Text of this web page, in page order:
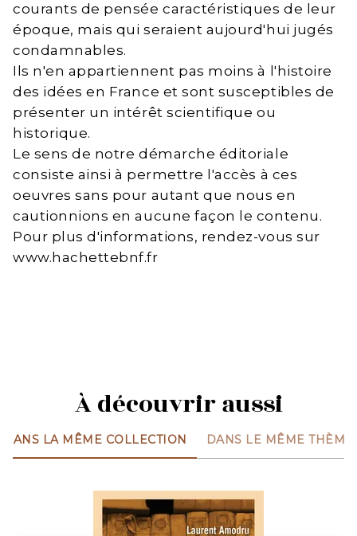
courants de pensée caractéristiques de leur
époque, mais qui seraient aujourd'hui jugés
condamnables.
Ils n'en appartiennent pas moins à l'histoire
des idées en France et sont susceptibles de
présenter un intérêt scientifique ou
historique.
Le sens de notre démarche éditoriale
consiste ainsi à permettre l'accès à ces
oeuvres sans pour autant que nous en
cautionnions en aucune façon le contenu.
Pour plus d'informations, rendez-vous sur
www.hachettebnf.fr
À découvrir aussi
DANS LA MÊME COLLECTION DANS LE MÊME THÈME